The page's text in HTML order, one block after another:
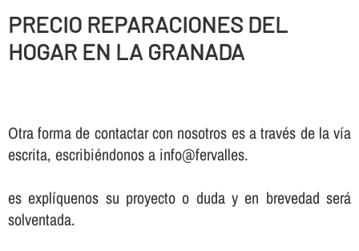
PRECIO REPARACIONES DEL
HOGAR EN LA GRANADA
Otra forma de contactar con nosotros es a través de la vía
escrita, escribiéndonos a info@fervalles.
es explíquenos su proyecto o duda y en brevedad será
solventada.